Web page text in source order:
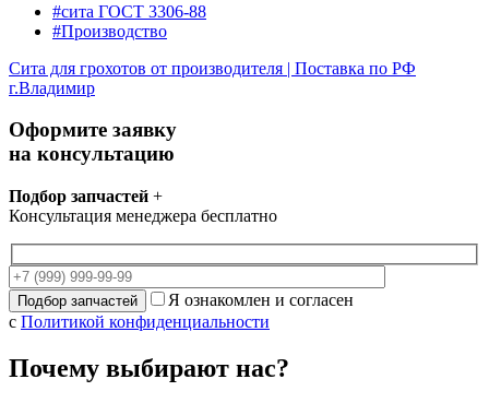
#сита ГОСТ 3306-88
#Производство
Сита для грохотов от производителя | Поставка по РФ
г.Владимир
Оформите заявку
на консультацию
Подбор запчастей +
Консультация менеджера бесплатно
Я ознакомлен и согласен
с Политикой конфиденциальности
Почему выбирают нас?